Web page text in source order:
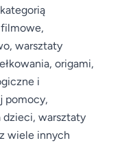
warsztaty
origami,
i
pomocy,
dzieci, warsztaty
wiele innych